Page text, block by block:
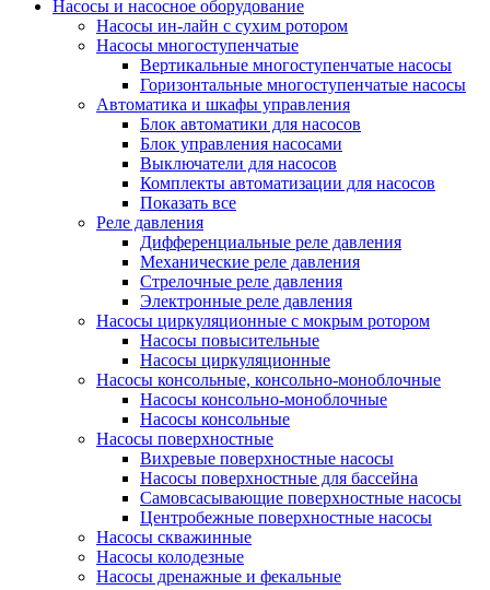
Насосы и насосное оборудование
Насосы ин-лайн с сухим ротором
Насосы многоступенчатые
Вертикальные многоступенчатые насосы
Горизонтальные многоступенчатые насосы
Автоматика и шкафы управления
Блок автоматики для насосов
Блок управления насосами
Выключатели для насосов
Комплекты автоматизации для насосов
Показать все
Реле давления
Дифференциальные реле давления
Механические реле давления
Стрелочные реле давления
Электронные реле давления
Насосы циркуляционные с мокрым ротором
Насосы повысительные
Насосы циркуляционные
Насосы консольные, консольно-моноблочные
Насосы консольно-моноблочные
Насосы консольные
Насосы поверхностные
Вихревые поверхностные насосы
Насосы поверхностные для бассейна
Самовсасывающие поверхностные насосы
Центробежные поверхностные насосы
Насосы скважинные
Насосы колодезные
Насосы дренажные и фекальные